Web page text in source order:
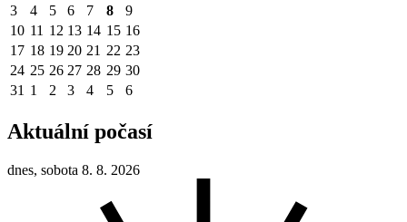
3
4 5 6 7 8
9
10 11 12 13 14 15 16
17 18 19 20 21 22 23
24 25 26 27 28 29 30
31 1 2 3 4 5 6
Aktuální počasí
dnes, sobota 8. 8. 2026